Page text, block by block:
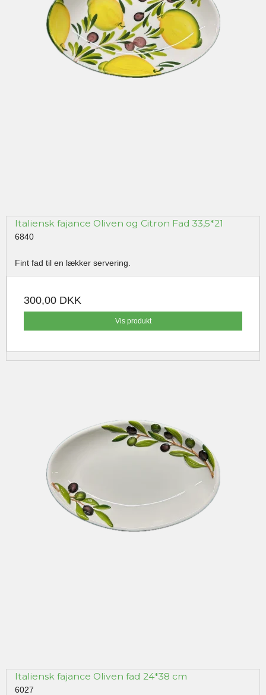
Italiensk fajance Oliven og Citron Fad 33,5*21
6840
Fint fad til en lækker servering.
300,00 DKK
Vis produkt
Italiensk fajance Oliven fad 24*38 cm
6027